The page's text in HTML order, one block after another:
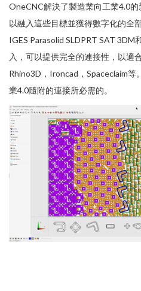
OneCNC解決了製造業向工業4.0
以融入這些目標並獲得數字化的全
IGES Parasolid SLDPRT SAT
入，可以提供完全的連接性，以適
Rhino3D，Ironcad，Spaceclaim
業4.0隨附的連接所必需的。